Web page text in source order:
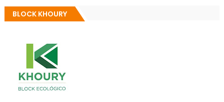
BLOCK KHOURY